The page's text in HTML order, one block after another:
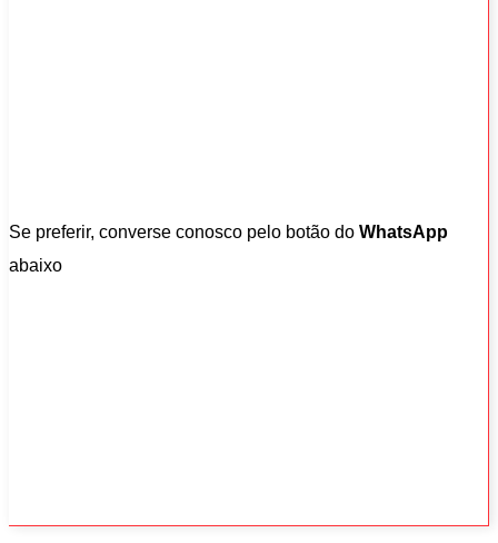
Se preferir, converse conosco pelo botão do WhatsApp
abaixo